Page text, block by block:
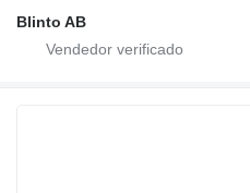
Blinto AB